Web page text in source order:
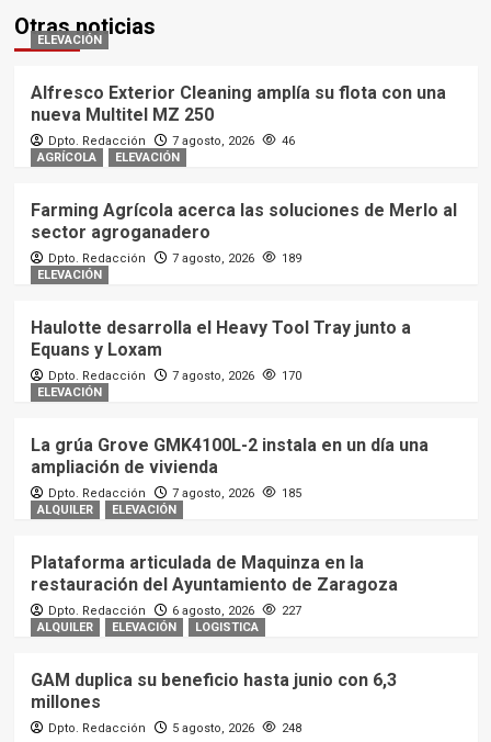
Otras noticias
ELEVACIÓN
Alfresco Exterior Cleaning amplía su flota con una
nueva Multitel MZ 250
Dpto. Redacción 7 agosto, 2026
46
AGRÍCOLA
ELEVACIÓN
Farming Agrícola acerca las soluciones de Merlo al
sector agroganadero
Dpto. Redacción 7 agosto, 2026
189
ELEVACIÓN
Haulotte desarrolla el Heavy Tool Tray junto a
Equans y Loxam
Dpto. Redacción 7 agosto, 2026
170
ELEVACIÓN
La grúa Grove GMK4100L-2 instala en un día una
ampliación de vivienda
Dpto. Redacción 7 agosto, 2026
185
ALQUILER
ELEVACIÓN
Plataforma articulada de Maquinza en la
restauración del Ayuntamiento de Zaragoza
Dpto. Redacción 6 agosto, 2026
227
ALQUILER
ELEVACIÓN LOGISTICA
GAM duplica su beneficio hasta junio con 6,3
millones
Dpto. Redacción 5 agosto, 2026 248